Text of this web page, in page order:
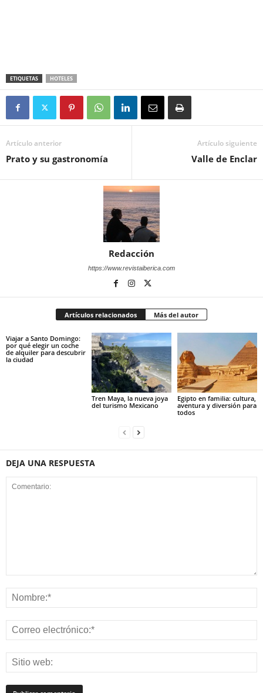
ETIQUETAS HOTELES
Artículo anterior
Prato y su gastronomía
Artículo siguiente
Valle de Enclar
Redacción
https://www.revistaiberica.com
Artículos relacionados Más del autor
Viajar a Santo Domingo:
por qué elegir un coche
de alquiler para descubrir
la ciudad
Tren Maya, la nueva joya
del turismo Mexicano
Egipto en familia: cultura,
aventura y diversión para
todos
DEJA UNA RESPUESTA